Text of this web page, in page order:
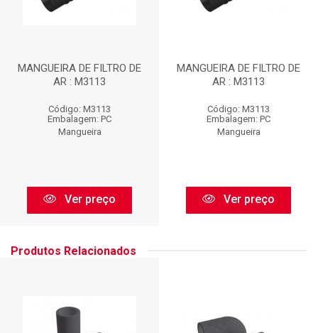
MANGUEIRA DE FILTRO DE
AR : M3113
Código: M3113
Embalagem: PC
Mangueira
Ver preço
MANGUEIRA DE FILTRO DE
AR : M3113
Código: M3113
Embalagem: PC
Mangueira
Ver preço
Produtos Relacionados